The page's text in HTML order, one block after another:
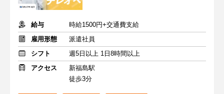
給与
時給1500円+交通費支給
雇用形態
派遣社員
シフト
週5日以上 1日8時間以上
アクセス
新福島駅
徒歩3分